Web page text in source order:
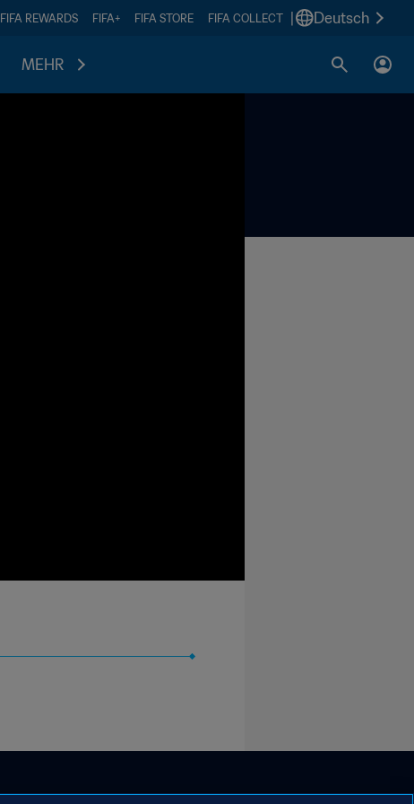
FIFA REWARDS FIFA+ FIFA STORE FIFA COLLECT Deutsch
MEHR